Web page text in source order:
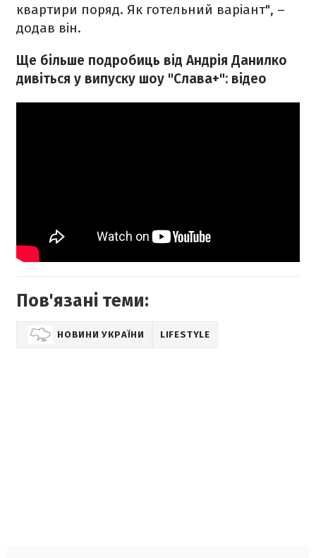
квартири поряд. Як готельний варіант", –
додав він.
Ще більше подробиць від Андрія Данилко
дивіться у випуску шоу "Слава+": відео
Пов'язані теми:
НОВИНИ УКРАЇНИ LIFESTYLE